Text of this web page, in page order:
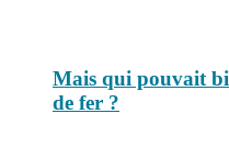
Mais qui pouvait
de fer ?